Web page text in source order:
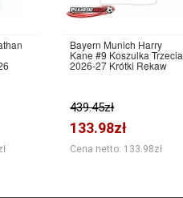
Bayern Munich Harry
Kane #9 Koszulka Trzecia
2026-27 Krótki Rękaw
439.45zł
133.98zł
Cena netto: 133.98zł